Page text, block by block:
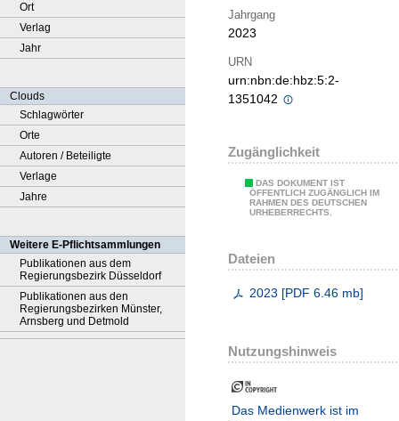
Ort
Verlag
Jahr
Clouds
Schlagwörter
Orte
Autoren / Beteiligte
Verlage
Jahre
Weitere E-Pflichtsammlungen
Publikationen aus dem
Regierungsbezirk Düsseldorf
Publikationen aus den
Regierungsbezirken Münster,
Arnsberg und Detmold
Jahrgang
2023
URN
urn:nbn:de:hbz:5:2-
1351042
Zugänglichkeit
DAS DOKUMENT IST
ÖFFENTLICH ZUGÄNGLICH IM
RAHMEN DES DEUTSCHEN
URHEBERRECHTS.
Dateien
2023 [PDF 6.46 mb]
Nutzungshinweis
Das Medienwerk ist im